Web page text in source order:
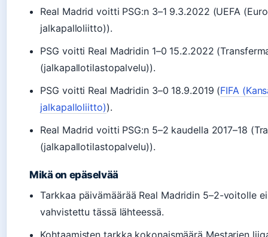
Real Madrid voitti PSG:n 3–1 9.3.2022 (UEFA
jalkapalloliitto)).
PSG voitti Real Madridin 1–0 15.2.2022
(jalkapallotilastopalvelu)).
PSG voitti Real Madridin 3–0 18.9.2019 (FIFA
jalkapalloliitto)).
Real Madrid voitti PSG:n 5–2 kaudella 2017–18
(jalkapallotilastopalvelu)).
Mikä on epäselvää
Tarkkaa päivämäärää Real Madridin 5–2-voitolle
vahvistettu tässä lähteessä.
Kohtaamisten tarkka kokonaismäärä Mestarien